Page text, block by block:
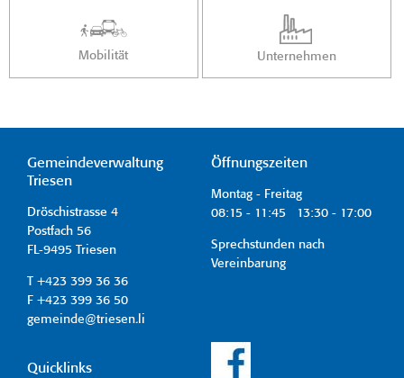
Mobilität Unternehmen
Gemeindeverwaltung
Triesen
Dröschistrasse 4
Postfach 56
FL-9495 Triesen
T +423 399 36 36
F +423 399 36 50
gemeinde@triesen.li
Öffnungszeiten
Montag - Freitag
08:15 - 11:45 13:30 - 17:00
Sprechstunden nach
Vereinbarung
Quicklinks